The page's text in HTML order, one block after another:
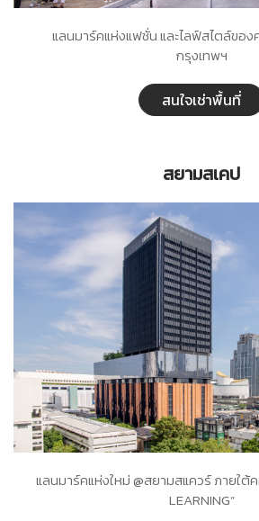
แลนมาร์คแห่งแฟชั่น และไลฟ์สไตล์ของ
กรุงเทพฯ
สนใจเช่าพื้นที่
สยามสเคป
แลนมาร์คแห่งใหม่ @สยามสแควร์ ภายใต้ค
LEARNING”